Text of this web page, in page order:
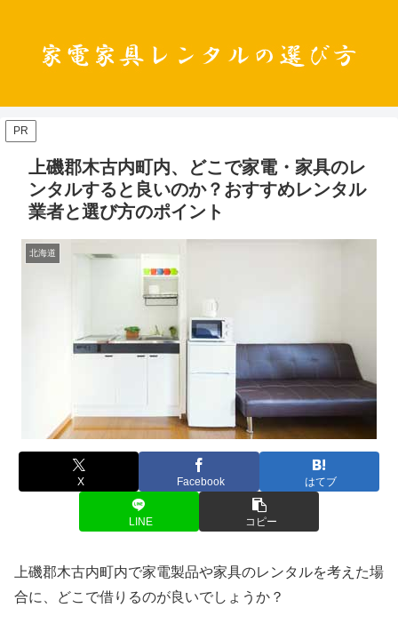
PR
上磯郡木古内町内、どこで家電・家具のレ
ンタルすると良いのか？おすすめレンタル
業者と選び方のポイント
北海道
X Facebook はてブ
LINE コピー
上磯郡木古内町内で家電製品や家具のレンタルを考えた場
合に、どこで借りるのが良いでしょうか？